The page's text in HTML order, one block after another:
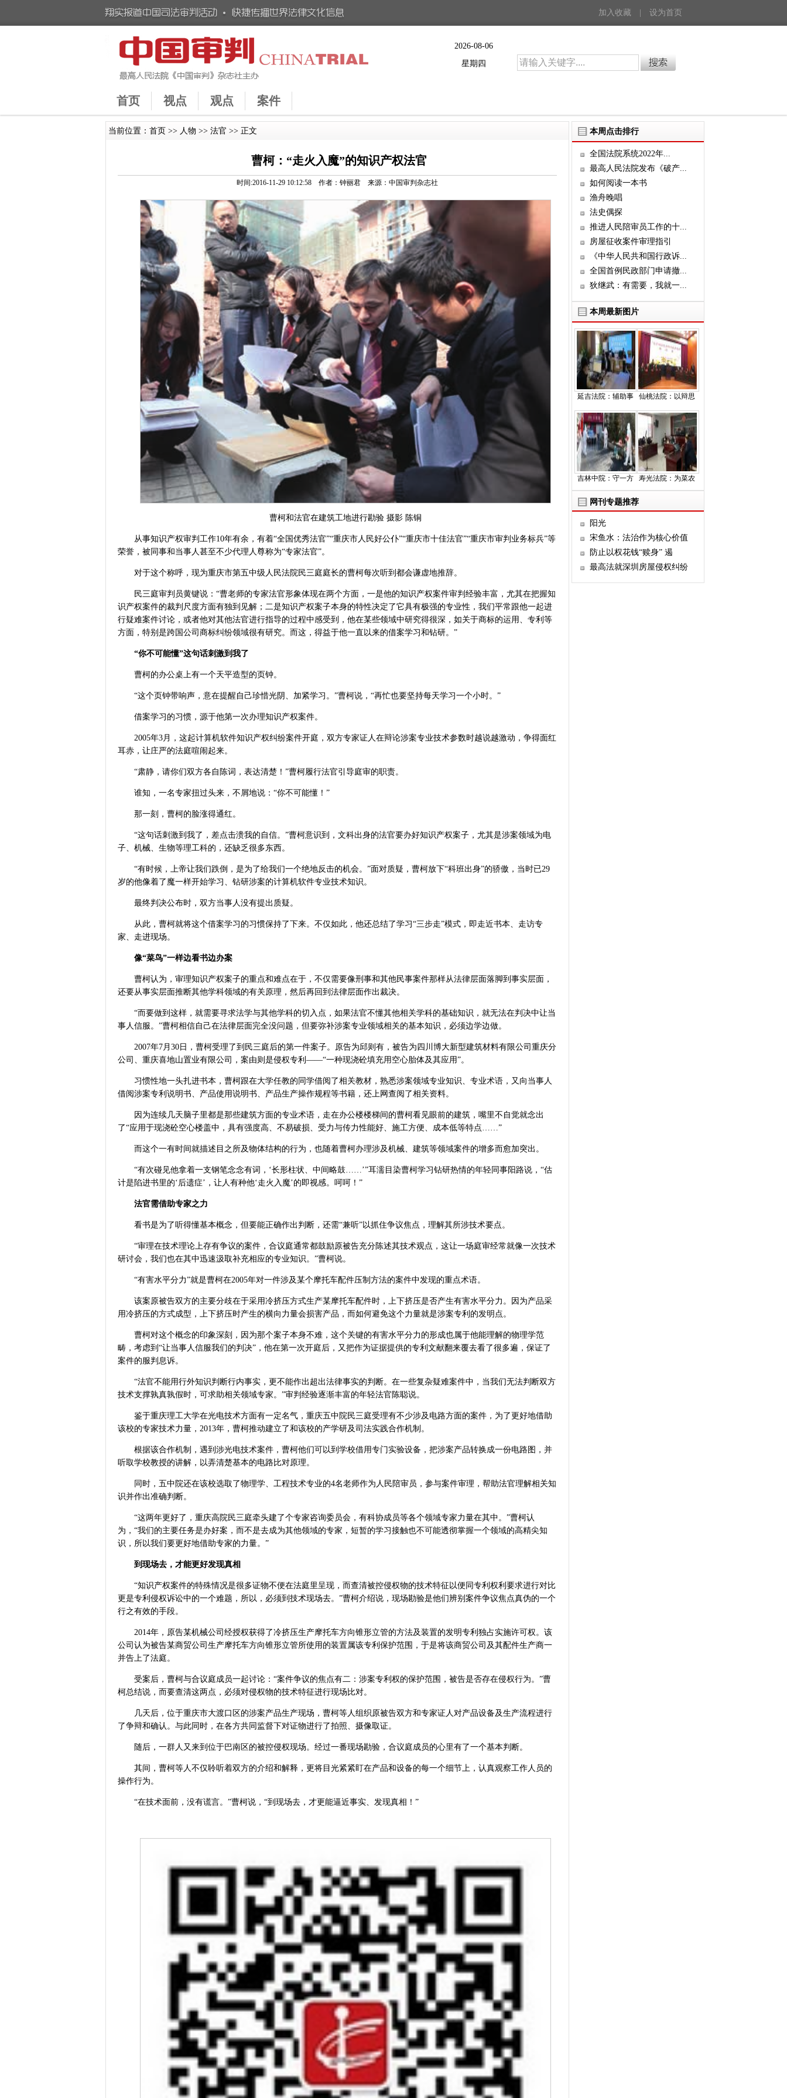
加入收藏 设为首页
2026-08-06
星期四
首页 视点 观点 案件
当前位置： 首页 >> 人物 >> 法官 >> 正文
曹柯：“走火入魔”的知识产权法官
时间:2016-11-29 10:12:58 作者：钟丽君 来源：中国审判杂志社
曹柯和法官在建筑工地进行勘验 摄影 陈铜
从事知识产权审判工作10年有余，有着“全国优秀法官”“重庆市人民好公仆”“重庆市十佳法官”“重庆市审判业务标兵”等
荣誉，被同事和当事人甚至不少代理人尊称为“专家法官”。
对于这个称呼，现为重庆市第五中级人民法院民三庭庭长的曹柯每次听到都会谦虚地推辞。
民三庭审判员黄键说：“曹老师的专家法官形象体现在两个方面，一是他的知识产权案件审判经验丰富，尤其在把握知
识产权案件的裁判尺度方面有独到见解；二是知识产权案子本身的特性决定了它具有极强的专业性，我们平常跟他一起进
行疑难案件讨论，或者他对其他法官进行指导的过程中感受到，他在某些领域中研究得很深，如关于商标的运用、专利等
方面，特别是跨国公司商标纠纷领域很有研究。而这，得益于他一直以来的借案学习和钻研。”
“你不可能懂”这句话刺激到我了
曹柯的办公桌上有一个天平造型的页钟。
“这个页钟带响声，意在提醒自己珍惜光阴、加紧学习。”曹柯说，“再忙也要坚持每天学习一个小时。”
借案学习的习惯，源于他第一次办理知识产权案件。
2005年3月，这起计算机软件知识产权纠纷案件开庭，双方专家证人在辩论涉案专业技术参数时越说越激动，争得面红
耳赤，让庄严的法庭喧闹起来。
“肃静，请你们双方各自陈词，表达清楚！”曹柯履行法官引导庭审的职责。
谁知，一名专家扭过头来，不屑地说：“你不可能懂！”
那一刻，曹柯的脸涨得通红。
“这句话刺激到我了，差点击溃我的自信。”曹柯意识到，文科出身的法官要办好知识产权案子，尤其是涉案领域为电
子、机械、生物等理工科的，还缺乏很多东西。
“有时候，上帝让我们跌倒，是为了给我们一个绝地反击的机会。”面对质疑，曹柯放下“科班出身”的骄傲，当时已29
岁的他像着了魔一样开始学习、钻研涉案的计算机软件专业技术知识。
最终判决公布时，双方当事人没有提出质疑。
从此，曹柯就将这个借案学习的习惯保持了下来。不仅如此，他还总结了学习“三步走”模式，即走近书本、走访专
家、走进现场。
像“菜鸟”一样边看书边办案
曹柯认为，审理知识产权案子的重点和难点在于，不仅需要像刑事和其他民事案件那样从法律层面落脚到事实层面，
还要从事实层面推断其他学科领域的有关原理，然后再回到法律层面作出裁决。
“而要做到这样，就需要寻求法学与其他学科的切入点，如果法官不懂其他相关学科的基础知识，就无法在判决中让当
事人信服。”曹柯相信自己在法律层面完全没问题，但要弥补涉案专业领域相关的基本知识，必须边学边做。
2007年7月30日，曹柯受理了到民三庭后的第一件案子。原告为邱则有，被告为四川博大新型建筑材料有限公司重庆分
公司、重庆喜地山置业有限公司，案由则是侵权专利——“一种现浇砼填充用空心胎体及其应用”。
习惯性地一头扎进书本，曹柯跟在大学任教的同学借阅了相关教材，熟悉涉案领域专业知识、专业术语，又向当事人
借阅涉案专利说明书、产品使用说明书、产品生产操作规程等书籍，还上网查阅了相关资料。
因为连续几天脑子里都是那些建筑方面的专业术语，走在办公楼楼梯间的曹柯看见眼前的建筑，嘴里不自觉就念出
了“应用于现浇砼空心楼盖中，具有强度高、不易破损、受力与传力性能好、施工方便、成本低等特点……”
而这个一有时间就描述目之所及物体结构的行为，也随着曹柯办理涉及机械、建筑等领域案件的增多而愈加突出。
“有次碰见他拿着一支钢笔念念有词，‘长形柱状、中间略鼓……’”耳濡目染曹柯学习钻研热情的年轻同事阳路说，“估
计是陷进书里的‘后遗症’，让人有种他‘走火入魔’的即视感。呵呵！”
法官需借助专家之力
看书是为了听得懂基本概念，但要能正确作出判断，还需“兼听”以抓住争议焦点，理解其所涉技术要点。
“审理在技术理论上存有争议的案件，合议庭通常都鼓励原被告充分陈述其技术观点，这让一场庭审经常就像一次技术
研讨会，我们也在其中迅速汲取补充相应的专业知识。”曹柯说。
“有害水平分力”就是曹柯在2005年对一件涉及某个摩托车配件压制方法的案件中发现的重点术语。
该案原被告双方的主要分歧在于采用冷挤压方式生产某摩托车配件时，上下挤压是否产生有害水平分力。因为产品采
用冷挤压的方式成型，上下挤压时产生的横向力量会损害产品，而如何避免这个力量就是涉案专利的发明点。
曹柯对这个概念的印象深刻，因为那个案子本身不难，这个关键的有害水平分力的形成也属于他能理解的物理学范
畴，考虑到“让当事人信服我们的判决”，他在第一次开庭后，又把作为证据提供的专利文献翻来覆去看了很多遍，保证了
案件的服判息诉。
“法官不能用行外知识判断行内事实，更不能作出超出法律事实的判断。在一些复杂疑难案件中，当我们无法判断双方
技术支撑孰真孰假时，可求助相关领域专家。”审判经验逐渐丰富的年轻法官陈聪说。
鉴于重庆理工大学在光电技术方面有一定名气，重庆五中院民三庭受理有不少涉及电路方面的案件，为了更好地借助
该校的专家技术力量，2013年，曹柯推动建立了和该校的产学研及司法实践合作机制。
根据该合作机制，遇到涉光电技术案件，曹柯他们可以到学校借用专门实验设备，把涉案产品转换成一份电路图，并
听取学校教授的讲解，以弄清楚基本的电路比对原理。
同时，五中院还在该校选取了物理学、工程技术专业的4名老师作为人民陪审员，参与案件审理，帮助法官理解相关知
识并作出准确判断。
“这两年更好了，重庆高院民三庭牵头建了个专家咨询委员会，有科协成员等各个领域专家力量在其中。”曹柯认
为，“我们的主要任务是办好案，而不是去成为其他领域的专家，短暂的学习接触也不可能透彻掌握一个领域的高精尖知
识，所以我们要更好地借助专家的力量。”
到现场去，才能更好发现真相
“知识产权案件的特殊情况是很多证物不便在法庭里呈现，而查清被控侵权物的技术特征以便同专利权利要求进行对比
更是专利侵权诉讼中的一个难题，所以，必须到技术现场去。”曹柯介绍说，现场勘验是他们辨别案件争议焦点真伪的一个
行之有效的手段。
2014年，原告某机械公司经授权获得了冷挤压生产摩托车方向锥形立管的方法及装置的发明专利独占实施许可权。该
公司认为被告某商贸公司生产摩托车方向锥形立管所使用的装置属该专利保护范围，于是将该商贸公司及其配件生产商一
并告上了法庭。
受案后，曹柯与合议庭成员一起讨论：“案件争议的焦点有二：涉案专利权的保护范围，被告是否存在侵权行为。”曹
柯总结说，而要查清这两点，必须对侵权物的技术特征进行现场比对。
几天后，位于重庆市大渡口区的涉案产品生产现场，曹柯等人组织原被告双方和专家证人对产品设备及生产流程进行
了争辩和确认。与此同时，在各方共同监督下对证物进行了拍照、摄像取证。
随后，一群人又来到位于巴南区的被控侵权现场。经过一番现场勘验，合议庭成员的心里有了一个基本判断。
其间，曹柯等人不仅聆听着双方的介绍和解释，更将目光紧紧盯在产品和设备的每一个细节上，认真观察工作人员的
操作行为。
“在技术面前，没有谎言。”曹柯说，“到现场去，才更能逼近事实、发现真相！”
本周点击排行
全国法院系统2022年...
最高人民法院发布《破产...
如何阅读一本书
渔舟晚唱
法史偶探
推进人民陪审员工作的十...
房屋征收案件审理指引
《中华人民共和国行政诉...
全国首例民政部门申请撤...
狄继武：有需要，我就一...
本周最新图片
延吉法院：辅助事 仙桃法院：以辩思
吉林中院：守一方 寿光法院：为菜农
网刊专题推荐
阳光
宋鱼水：法治作为核心价值
防止以权花钱“赎身” 遏
最高法就深圳房屋侵权纠纷